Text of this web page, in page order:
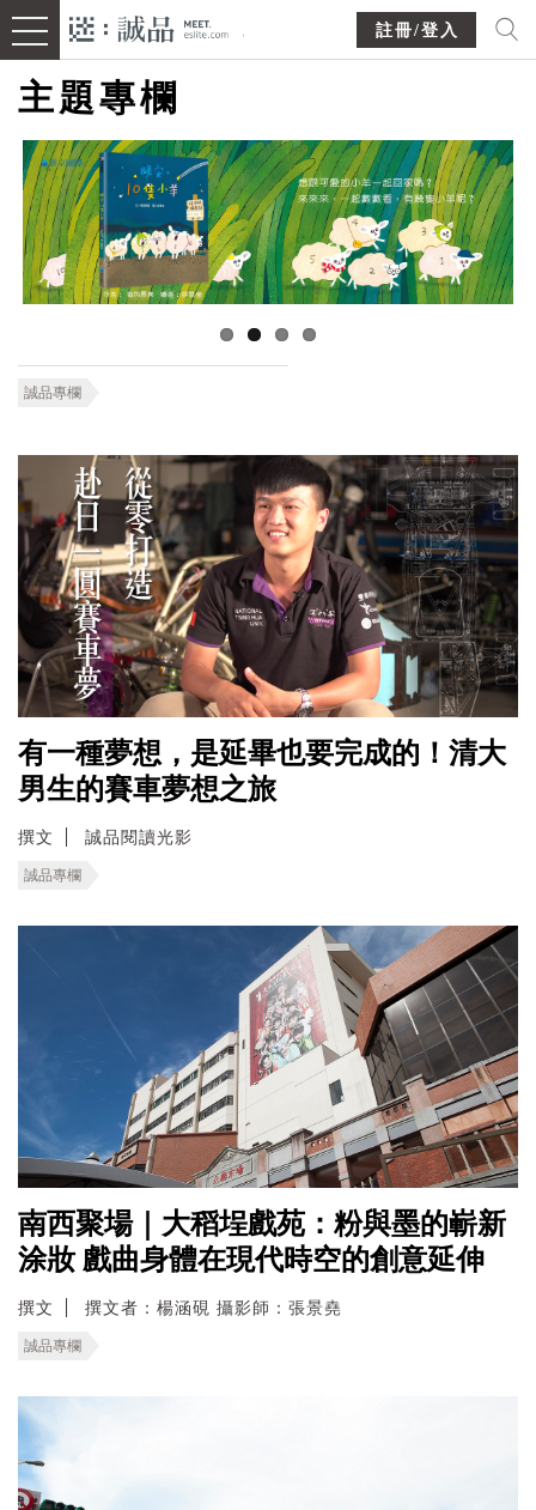
註冊/登入
主題專欄
誠品專欄
有一種夢想，是延畢也要完成的！清大
男生的賽車夢想之旅
撰文 誠品閱讀光影
誠品專欄
南西聚場｜大稻埕戲苑：粉與墨的嶄新
涂妝 戲曲身體在現代時空的創意延伸
撰文 撰文者：楊涵硯 攝影師：張景堯
誠品專欄